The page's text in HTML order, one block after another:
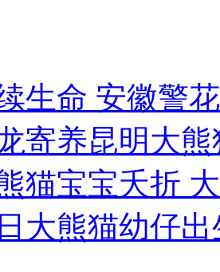
翻车
树
炮节热闹非凡 减压"枕头大战"
生命 安徽警
寄养昆明大
猫宝宝夭折
大熊猫幼仔